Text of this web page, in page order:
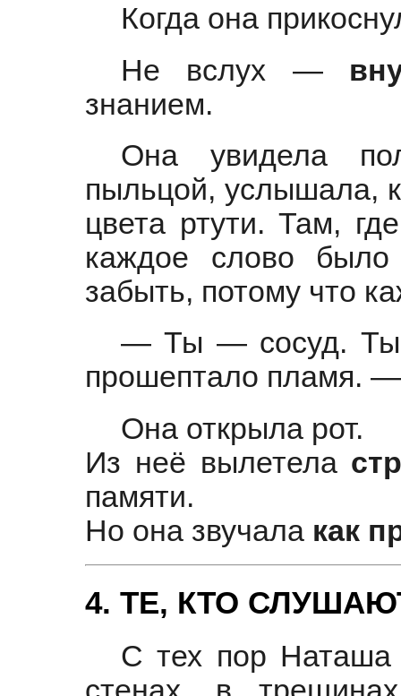
Когда она
Не вслух —
знанием.
Она увидела
пыльцой, услышала,
цвета ртути. Там,
каждое слово
забыть, потому что
— Ты — сосуд. Ты
прошептало пламя.
Она открыла рот.
Из неё вылетела
памяти.
Но она звучала как
4. ТЕ, КТО
С тех пор Наташа